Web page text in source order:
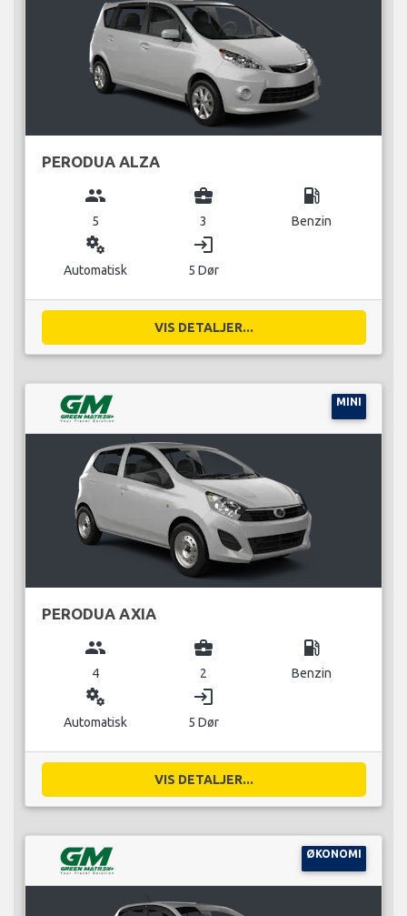
PERODUA ALZA
group
5
business_center
3
local_gas_station
Benzin
miscellaneous_services
Automatisk
login
5 Dør
VIS DETALJER...
MINI
PERODUA AXIA
group
4
business_center
2
local_gas_station
Benzin
miscellaneous_services
Automatisk
login
5 Dør
VIS DETALJER...
ØKONOMI